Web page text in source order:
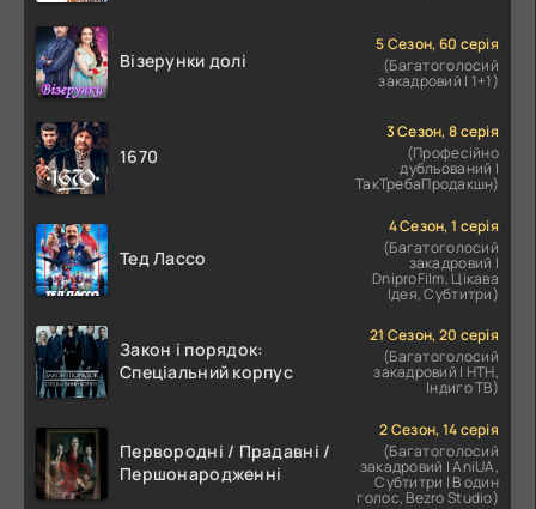
Візерунки долі
5 Сезон, 60 серія
(Багатоголосий
закадровий | 1+1)
1670
3 Сезон, 8 серія
(Професійно
дубльований |
ТакТребаПродакшн)
Тед Лассо
4 Сезон, 1 серія
(Багатоголосий
закадровий |
DniproFilm, Цікава
Ідея, Субтитри)
Закон і порядок:
Спеціальний корпус
21 Сезон, 20 серія
(Багатоголосий
закадровий | НТН,
Індиго ТВ)
Первородні / Прадавні /
Першонародженні
2 Сезон, 14 серія
(Багатоголосий
закадровий | AniUA,
Субтитри | В один
голос, Bezro Studio)